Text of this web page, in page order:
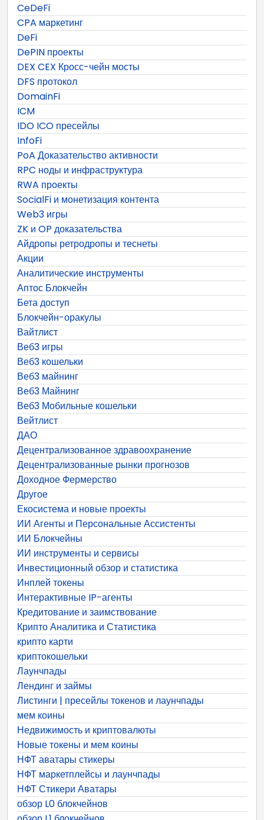
CeDeFi
CPA маркетинг
DeFi
DePIN проекты
DEX CEX Кросс-чейн мосты
DFS протокол
DomainFi
ICM
IDO ICO пресейлы
InfoFi
PoA Доказательство активности
RPC ноды и инфраструктура
RWA проекты
SocialFi и монетизация контента
Web3 игры
ZK и OP доказательства
Айдропы ретродропы и теснеты
Акции
Аналитические инструменты
Аптос Блокчейн
Бета доступ
Блокчейн-оракулы
Вайтлист
Веб3 игры
Веб3 кошельки
Веб3 майнинг
Веб3 Майнинг
Веб3 Мобильные кошельки
Вейтлист
ДАО
Децентрализованное здравоохранение
Децентрализованные рынки прогнозов
Доходное Фермерство
Другое
Екосистема и новые проекты
ИИ Агенты и Персональные Ассистенты
ИИ Блокчейны
ИИ инструменты и сервисы
Инвестиционный обзор и статистика
Инплей токены
Интерактивные IP-агенты
Кредитование и заимствование
Крипто Аналитика и Статистика
крипто карти
криптокошельки
Лаунчпады
Лендинг и займы
Листинги | пресейлы токенов и лаунчпады
мем коины
Недвижимость и криптовалюты
Новые токены и мем коины
НФТ аватары стикеры
НФТ маркетплейсы и лаунчпады
НФТ Стикери Аватары
обзор L0 блокчейнов